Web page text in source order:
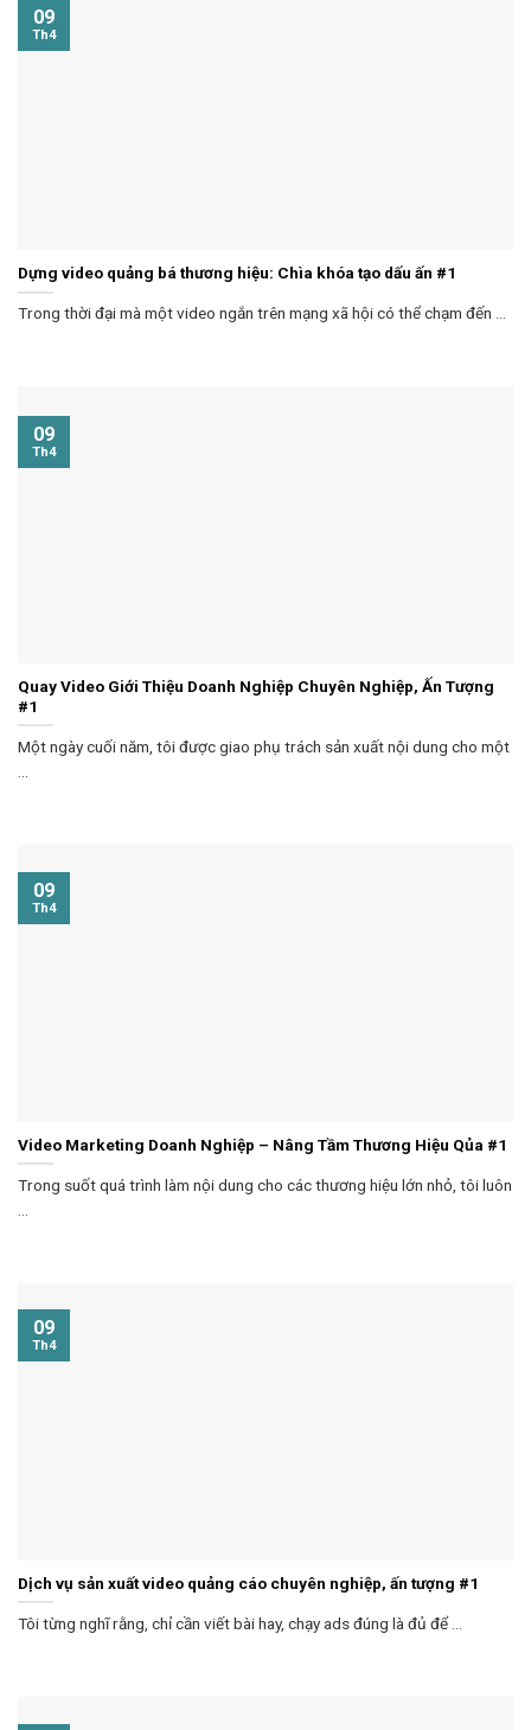
Dựng video quảng bá thương hiệu: Chìa khóa tạo dấu ấn #1
Trong thời đại mà một video ngắn trên mạng xã hội có thể chạm đến ...
09
Th4
Quay Video Giới Thiệu Doanh Nghiệp Chuyên Nghiệp, Ấn Tượng
#1
Một ngày cuối năm, tôi được giao phụ trách sản xuất nội dung cho một
...
09
Th4
Video Marketing Doanh Nghiệp – Nâng Tầm Thương Hiệu Qủa #1
Trong suốt quá trình làm nội dung cho các thương hiệu lớn nhỏ, tôi luôn
09
Th4
Dịch vụ sản xuất video quảng cáo chuyên nghiệp, ấn tượng #1
Tôi từng nghĩ rằng, chỉ cần viết bài hay, chạy ads đúng là đủ để ...
09
Th4